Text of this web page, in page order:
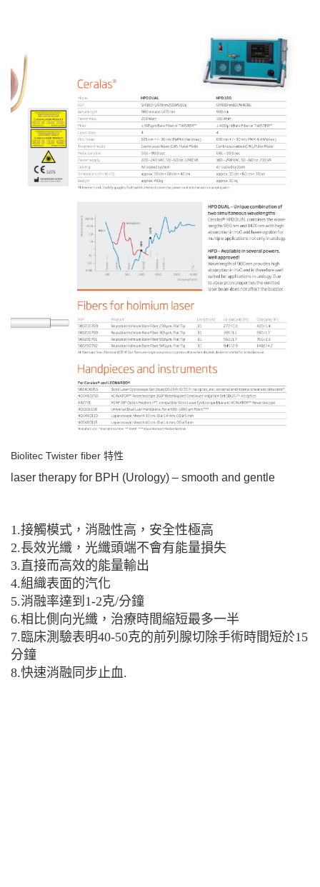
Biolitec Twister fiber 特性
laser therapy for BPH (Urology) – smooth and gentle
1.接觸模式，消融性高，安全性極高
2.長效光纖，光纖頭端不會有能量損失
3.直接而高效的能量輸出
4.組織表面的汽化
5.消融率達到1-2克/分鐘
6.相比側向光纖，治療時間縮短最多一半
7.臨床測驗表明40-50克的前列腺切除手術時間短於15
分鐘
8.快速消融同步止血.